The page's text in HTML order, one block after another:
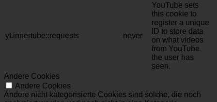
yt.innertube::requests never
YouTube sets
this cookie to
register a unique
ID to store data
on what videos
from YouTube
the user has
seen.
Andere Cookies
Andere Cookies
Andere nicht kategorisierte Cookies sind solche, die noch